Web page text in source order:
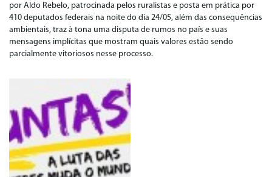
por Aldo Rebelo, patrocinada pelos ruralistas e posta em prática por
410 deputados federais na noite do dia 24/05, além das consequências
ambientais, traz à tona uma disputa de rumos no país e suas
mensagens implícitas que mostram quais valores estão sendo
parcialmente vitoriosos nesse processo.